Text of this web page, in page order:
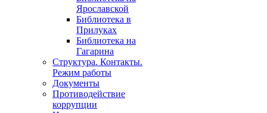
Ярославской
Библиотека в
Прилуках
Библиотека на
Гагарина
Структура. Контакты.
Режим работы
Документы
Противодействие
коррупции